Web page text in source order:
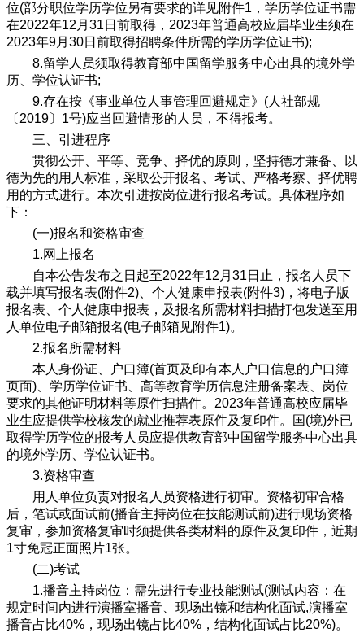
位(部分职位学历学位另有要求的详见附件1，学历学位证书需
在2022年12月31日前取得，2023年普通高校应届毕业生须在
2023年9月30日前取得招聘条件所需的学历学位证书);
8.留学人员须取得教育部中国留学服务中心出具的境外学
历、学位认证书;
9.存在按《事业单位人事管理回避规定》(人社部规
〔2019〕1号)应当回避情形的人员，不得报考。
三、引进程序
贯彻公开、平等、竞争、择优的原则，坚持德才兼备、以
德为先的用人标准，采取公开报名、考试、严格考察、择优聘
用的方式进行。本次引进按岗位进行报名考试。具体程序如
下：
(一)报名和资格审查
1.网上报名
自本公告发布之日起至2022年12月31日止，报名人员下
载并填写报名表(附件2)、个人健康申报表(附件3)，将电子版
报名表、个人健康申报表，及报名所需材料扫描打包发送至用
人单位电子邮箱报名(电子邮箱见附件1)。
2.报名所需材料
本人身份证、户口簿(首页及印有本人户口信息的户口簿
页面)、学历学位证书、高等教育学历信息注册备案表、岗位
要求的其他证明材料等原件扫描件。2023年普通高校应届毕
业生应提供学校核发的就业推荐表原件及复印件。国(境)外已
取得学历学位的报考人员应提供教育部中国留学服务中心出具
的境外学历、学位认证书。
3.资格审查
用人单位负责对报名人员资格进行初审。资格初审合格
后，笔试或面试前(播音主持岗位在技能测试前)进行现场资格
复审，参加资格复审时须提供各类材料的原件及复印件，近期
1寸免冠正面照片1张。
(二)考试
1.播音主持岗位：需先进行专业技能测试(测试内容：在
规定时间内进行演播室播音、现场出镜和结构化面试,演播室
播音占比40%，现场出镜占比40%，结构化面试占比20%)。